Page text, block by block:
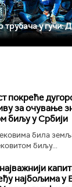
у гучи:
покреће
за очување
биљу у Србији
била
биљу...
најбољима у